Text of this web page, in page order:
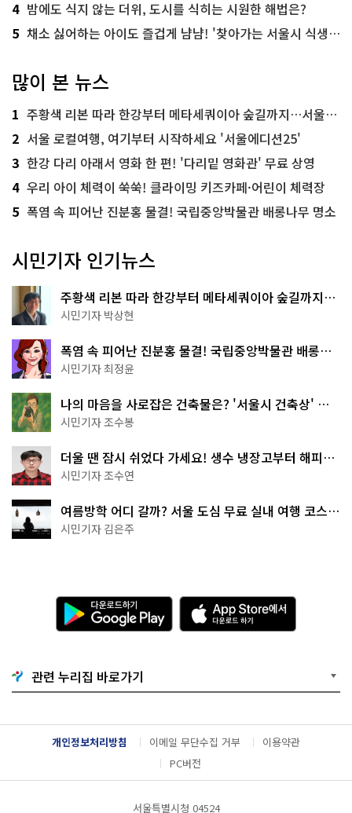
4 밤에도 식지 않는 더위, 도시를 식히는 시원한 해법은?
5 채소 싫어하는 아이도 즐겁게 냠냠! '찾아가는 서울시 식생활 교육' 현장
많이 본 뉴스
1 주황색 리본 따라 한강부터 메타세쿼이아 숲길까지…서울둘레길 15코스
2 서울 로컬여행, 여기부터 시작하세요 '서울에디션25'
3 한강 다리 아래서 영화 한 편! '다리밑 영화관' 무료 상영
4 우리 아이 체력이 쑥쑥! 클라이밍 키즈카페·어린이 체력장
5 폭염 속 피어난 진분홍 물결! 국립중앙박물관 배롱나무 명소
시민기자 인기뉴스
주황색 리본 따라 한강부터 메타세쿼이아 숲길까지…
서울둘레길 15코스
시민기자 박상현
폭염 속 피어난 진분홍 물결! 국립중앙박물관 배롱나
무 명소
시민기자 최정윤
나의 마음을 사로잡은 건축물은? '서울시 건축상' 수
상작 공개!
시민기자 조수봉
더울 땐 잠시 쉬었다 가세요! 생수 냉장고부터 해피소
·무더위쉼터까지
시민기자 조수연
여름방학 어디 갈까? 서울 도심 무료 실내 여행 코스
추천
시민기자 김은주
다
운
로
기
G
o
g
l
e
A
p
p
e
서
다
운
관련 누리집 바로가기
개인정보처리방침 이메일 무단수집 거부
이용약관
PC버전
서울특별시청 04524